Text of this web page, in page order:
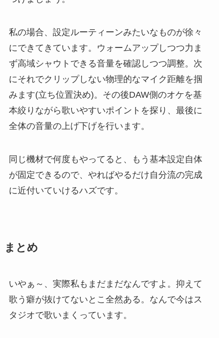
私の場合、設定ルーティーンみたいなものが徐々
にできてきています。ウォームアップしつつ力ま
ず高域シャウトできる音量を確認しつつ調整。次
にそれでクリップしない物理的なマイク距離を掴
みます(立ち位置決め)。その後DAW側のオケを基
本絞りながら歌いやすいポイントを探り、最後に
全体の音量の上げ下げを行います。
同じ機材で何度もやってると、もう基本設定自体
が固定できるので、やればやるだけ自分流の完成
に近付いていけるハズです。
まとめ
いやぁ～、実際私もまだまだなんですよ。抑えて
歌う癖が抜けてないとこ全然ある。なんで今はス
タジオで歌いまくっています。